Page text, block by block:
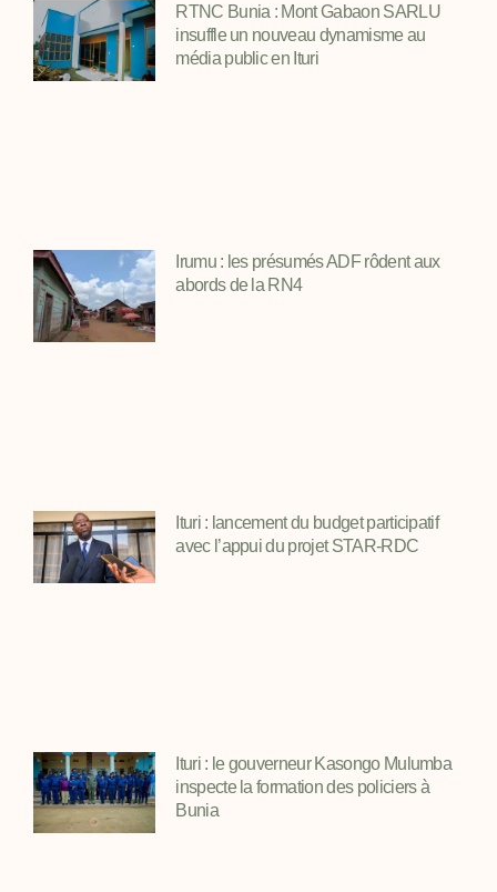
RTNC Bunia : Mont Gabaon SARLU
insuffle un nouveau dynamisme au
média public en Ituri
Irumu : les présumés ADF rôdent aux
abords de la RN4
Ituri : lancement du budget participatif
avec l’appui du projet STAR-RDC
Ituri : le gouverneur Kasongo Mulumba
inspecte la formation des policiers à
Bunia